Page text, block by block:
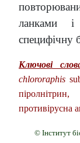
ланками
специфічну
Ключові
chlororaphis
противірусна
© Інститут